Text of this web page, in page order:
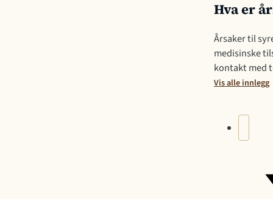
Hva er
Årsaker til
medisinske
kontakt med
Vis alle innlegg